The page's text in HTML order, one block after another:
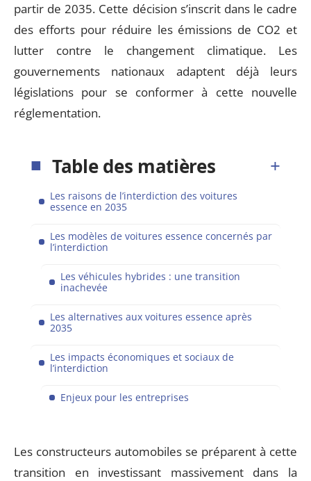
partir de 2035. Cette décision s’inscrit dans le cadre
des efforts pour réduire les émissions de CO2 et
lutter contre le changement climatique. Les
gouvernements nationaux adaptent déjà leurs
législations pour se conformer à cette nouvelle
réglementation.
Table des matières
Les raisons de l’interdiction des voitures
essence en 2035
Les modèles de voitures essence concernés par
l’interdiction
Les véhicules hybrides : une transition
inachevée
Les alternatives aux voitures essence après
2035
Les impacts économiques et sociaux de
l’interdiction
Enjeux pour les entreprises
Les constructeurs automobiles se préparent à cette
transition en investissant massivement dans la